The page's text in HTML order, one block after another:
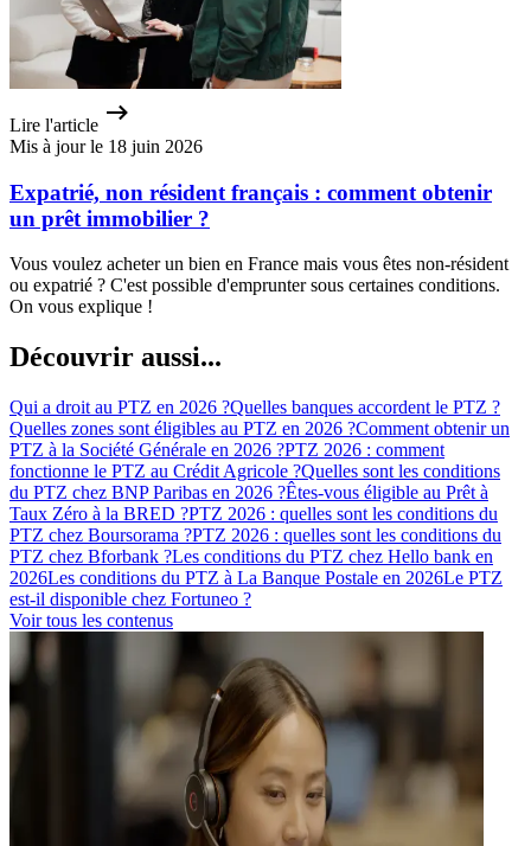
Lire l'article
Mis à jour le 18 juin 2026
Expatrié, non résident français : comment obtenir
un prêt immobilier ?
Vous voulez acheter un bien en France mais vous êtes non-résident
ou expatrié ? C'est possible d'emprunter sous certaines conditions.
On vous explique !
Découvrir aussi...
Qui a droit au PTZ en 2026 ?Quelles banques accordent le PTZ ?
Quelles zones sont éligibles au PTZ en 2026 ?Comment obtenir un
PTZ à la Société Générale en 2026 ?PTZ 2026 : comment
fonctionne le PTZ au Crédit Agricole ?Quelles sont les conditions
du PTZ chez BNP Paribas en 2026 ?Êtes-vous éligible au Prêt à
Taux Zéro à la BRED ?PTZ 2026 : quelles sont les conditions du
PTZ chez Boursorama ?PTZ 2026 : quelles sont les conditions du
PTZ chez Bforbank ?Les conditions du PTZ chez Hello bank en
2026Les conditions du PTZ à La Banque Postale en 2026Le PTZ
est-il disponible chez Fortuneo ?
Voir tous les contenus